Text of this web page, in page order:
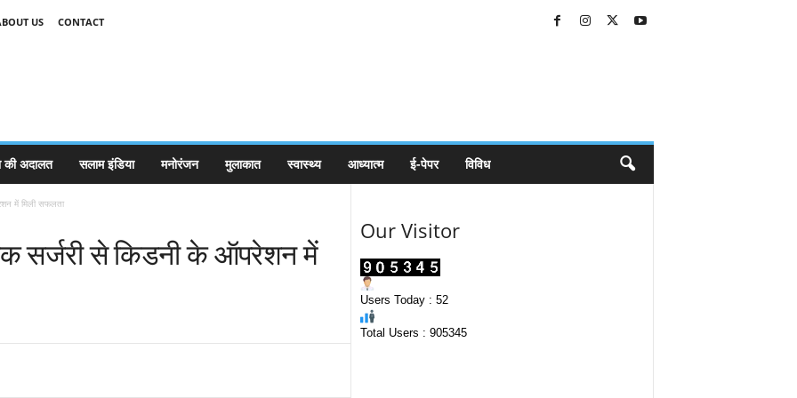
US
CONTACT
की अदालत सलाम इंडिया मनोरंजन मुलाकात स्वास्थ्य आध्यात्म ई-पेपर विविध
में मिली सफलता
सर्जरी से किडनी के ऑपरेशन में
Our Visitor
Users Today : 52
Total Users : 905345